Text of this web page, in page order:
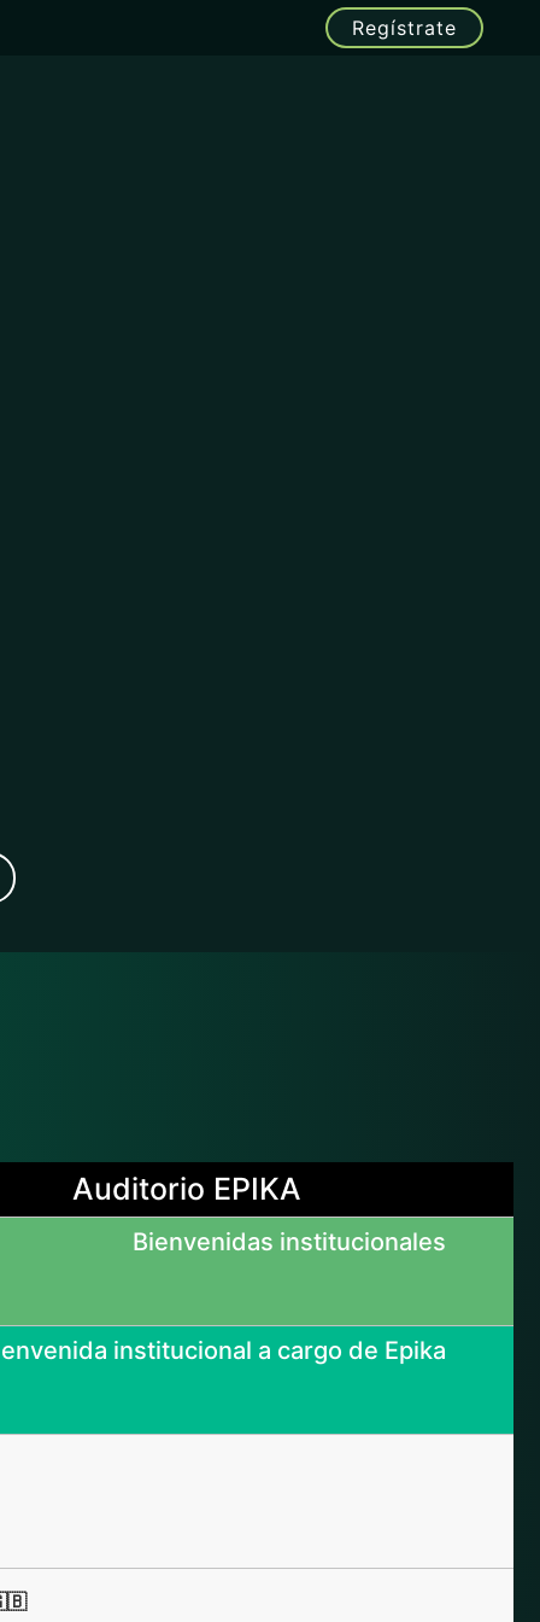
Regístrate
Auditorio EPIKA
Bienvenidas institucionales
institucional a cargo de Epika